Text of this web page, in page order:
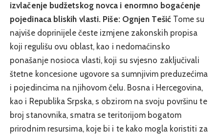
izvlačenje budžetskog novca i enormno bogaćenje
pojedinaca bliskih vlasti. Piše: Ognjen TešićTome su
najviše doprinijele česte izmjene zakonskih propisa
koji regulišu ovu oblast, kao i nedomaćinsko
ponašanje nosioca vlasti, koji su svjesno zaključivali
štetne koncesione ugovore sa sumnjivim preduzećima
i pojedincima na njihovom čelu. Bosna i Hercegovina,
kao i Republika Srpska, s obzirom na svoju površinu te
broj stanovnika, smatra se teritorijom bogatom
prirodnim resursima, koje bi i te kako mogla koristiti za